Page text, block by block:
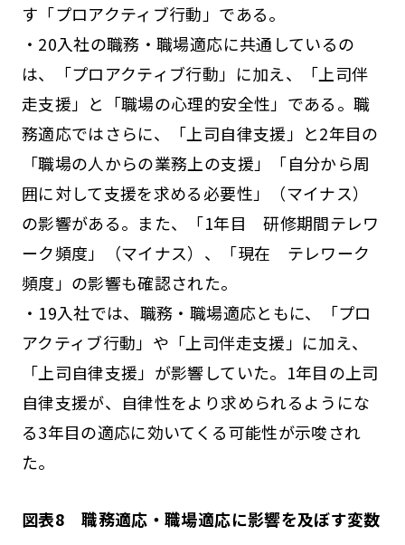
す「プロアクティブ行動」である。
・20入社の職務・職場適応に共通しているの
は、「プロアクティブ行動」に加え、「上司伴
走支援」と「職場の心理的安全性」である。職
務適応ではさらに、「上司自律支援」と2年目の
「職場の人からの業務上の支援」「自分から周
囲に対して支援を求める必要性」（マイナス）
の影響がある。また、「1年目 研修期間テレワ
ーク頻度」（マイナス）、「現在 テレワーク
頻度」の影響も確認された。
・19入社では、職務・職場適応ともに、「プロ
アクティブ行動」や「上司伴走支援」に加え、
「上司自律支援」が影響していた。1年目の上司
自律支援が、自律性をより求められるようにな
る3年目の適応に効いてくる可能性が示唆され
た。
図表8 職務適応・職場適応に影響を及ぼす変数